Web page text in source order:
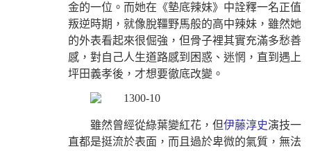
金的一位。而她在《墊底辣妹》中詮釋一名正值
叛逆時期，就像脫韁野馬般的高中辣妹，雖然她
的外表看起來很倔強，但骨子裡其實充滿多愁善
感，對自己人生道路感到困惑、迷惘，直到遇上
坪田義孝後，才想要徹底改變。
雖然曾經從綠葉變紅花，但伊藤淳史演技一
直都是挺流於表面，而且過於卑微的氣質，無法